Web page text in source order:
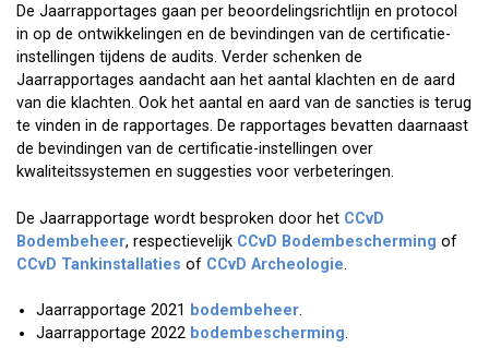
De Jaarrapportages gaan per beoordelingsrichtlijn en protocol
in op de ontwikkelingen en de bevindingen van de certificatie-
instellingen tijdens de audits. Verder schenken de
Jaarrapportages aandacht aan het aantal klachten en de aard
van die klachten. Ook het aantal en aard van de sancties is terug
te vinden in de rapportages. De rapportages bevatten daarnaast
de bevindingen van de certificatie-instellingen over
kwaliteitssystemen en suggesties voor verbeteringen.
De Jaarrapportage wordt besproken door het CCvD
Bodembeheer, respectievelijk CCvD Bodembescherming of
CCvD Tankinstallaties of CCvD Archeologie.
Jaarrapportage 2021 bodembeheer.
Jaarrapportage 2022 bodembescherming.